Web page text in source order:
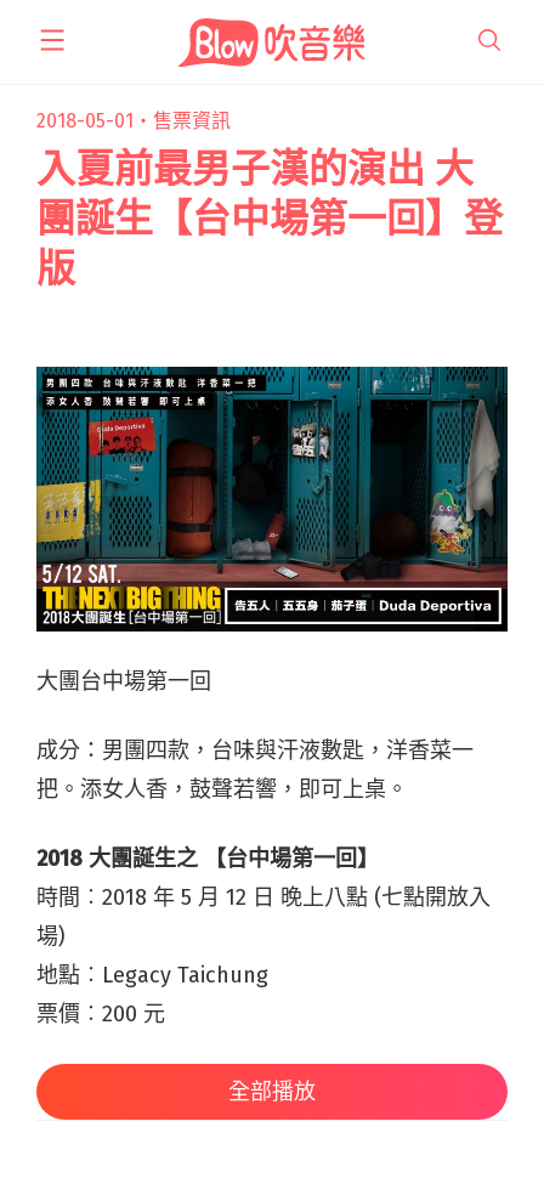
2018-05-01・ 售票資訊
入夏前最男子漢的演出 大
團誕生【台中場第一回】登
版
大團台中場第一回
成分：男團四款，台味與汗液數匙，洋香菜一
把。添女人香，鼓聲若響，即可上桌。
2018 大團誕生之 【台中場第一回】
時間︰2018 年 5 月 12 日 晚上八點 (七點開放入
場)
地點︰Legacy Taichung
票價︰200 元
全部播放